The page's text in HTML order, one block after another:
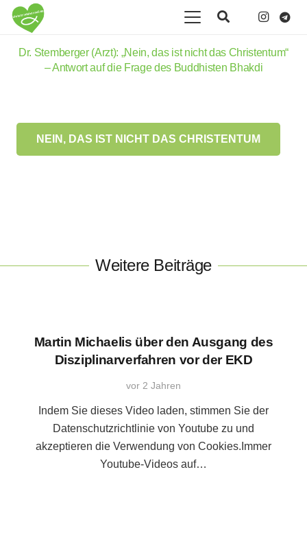
Dr. Stemberger (Arzt): „Nein, das ist nicht das Christentum“
– Antwort auf die Frage des Buddhisten Bhakdi
NEIN, DAS IST NICHT DAS CHRISTENTUM
Weitere Beiträge
Martin Michaelis über den Ausgang des
Disziplinarverfahren vor der EKD
vor 2 Jahren
Indem Sie dieses Video laden, stimmen Sie der
Datenschutzrichtlinie von Youtube zu und
akzeptieren die Verwendung von Cookies.Immer
Youtube-Videos auf…